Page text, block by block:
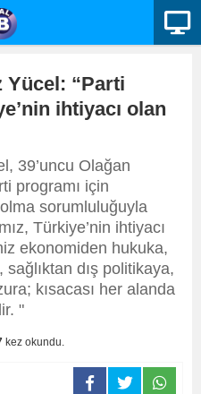
Yücel: “Parti
ihtiyacı olan
39’uncu Olağan
programı için
sorumluluğuyla
Türkiye’nin ihtiyacı
ekonomiden hukuka,
dış politikaya,
kısacası her alanda
"
kez okundu.